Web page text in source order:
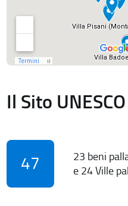
Il Sito
47
23 beni
e 24 Ville